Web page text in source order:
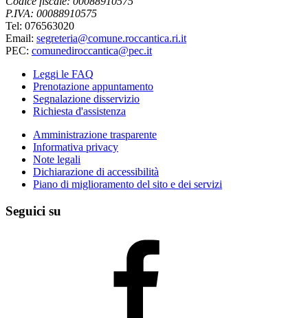
P.IVA: 00088910575
Tel: 076563020
Email: segreteria@comune.roccantica.ri.it
PEC: comunediroccantica@pec.it
Leggi le FAQ
Prenotazione appuntamento
Segnalazione disservizio
Richiesta d'assistenza
Amministrazione trasparente
Informativa privacy
Note legali
Dichiarazione di accessibilità
Piano di miglioramento del sito e dei servizi
Seguici su